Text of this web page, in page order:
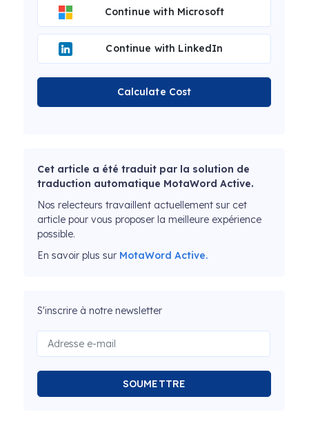
Continue with Microsoft
Continue with LinkedIn
Calculate Cost
Cet article a été traduit par la solution de
traduction automatique MotaWord Active.
Nos relecteurs travaillent actuellement sur cet
article pour vous proposer la meilleure expérience
possible.
En savoir plus sur MotaWord Active.
S'inscrire à notre newsletter
SOUMETTRE